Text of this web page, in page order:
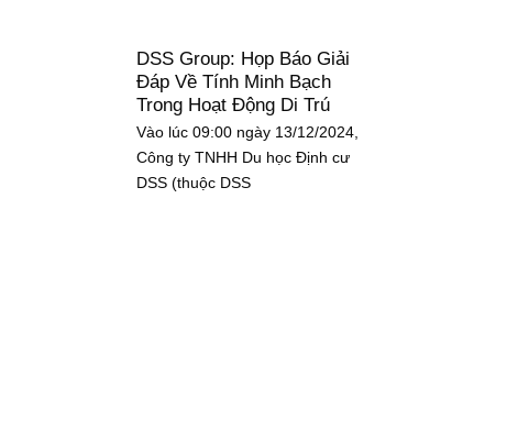
DSS Group: Họp Báo Giải
Đáp Về Tính Minh Bạch
Trong Hoạt Động Di Trú
Vào lúc 09:00 ngày 13/12/2024,
Công ty TNHH Du học Định cư
DSS (thuộc DSS